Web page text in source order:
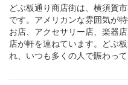
どぶ板通り商店街は、横須賀
です。アメリカンな雰囲気が
お店、アクセサリー店、楽器
店が軒を連ねています。どぶ
れ、いつも多くの人で賑わって